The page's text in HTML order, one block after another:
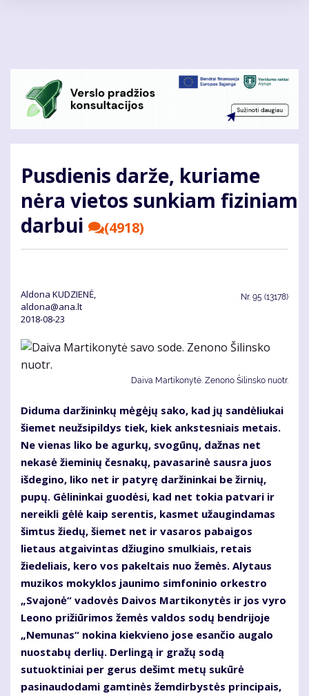
Pusdienis darže, kuriame
nėra vietos sunkiam fiziniam
darbui
(4918)
Aldona KUDZIENĖ,
aldona@ana.lt
2018-08-23
Nr. 95 (13178)
Daiva Martikonytė. Zenono Šilinsko nuotr.
Diduma daržininkų mėgėjų sako, kad jų sandėliukai
šiemet neužsipildys tiek, kiek ankstesniais metais.
Ne vienas liko be agurkų, svogūnų, dažnas net
nekasė žieminių česnakų, pavasarinė sausra juos
išdegino, liko net ir patyrę daržininkai be žirnių,
pupų. Gėlininkai guodėsi, kad net tokia patvari ir
nereikli gėlė kaip serentis, kasmet užaugindamas
šimtus žiedų, šiemet net ir vasaros pabaigos
lietaus atgaivintas džiugino smulkiais, retais
žiedeliais, kero vos pakeltais nuo žemės. Alytaus
muzikos mokyklos jaunimo simfoninio orkestro
„Svajonė“ vadovės Daivos Martikonytės ir jos vyro
Leono prižiūrimos žemės valdos sodų bendrijoje
„Nemunas“ nokina kiekvieno jose esančio augalo
nuostabų derlių. Derlingą ir gražų sodą
sutuoktiniai per gerus dešimt metų sukūrė
pasinaudodami gamtinės žemdirbystės principais,